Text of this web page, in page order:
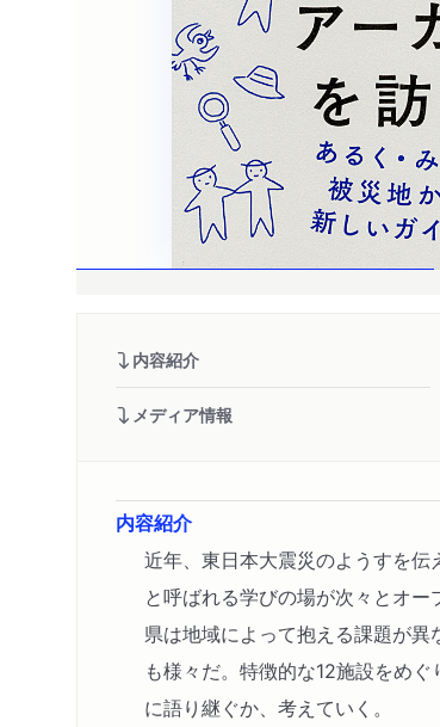
内容紹介
メディア情報
内容紹介
近年、東日本大震災のようすを伝
と呼ばれる学びの場が次々とオ
県は地域によって抱える課題が
も様々だ。特徴的な12施設をめ
に語り継ぐか、考えていく。